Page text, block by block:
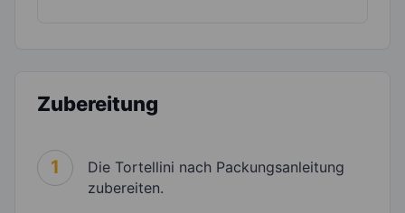
Zubereitung
1
Die Tortellini nach Packungsanleitung
zubereiten.